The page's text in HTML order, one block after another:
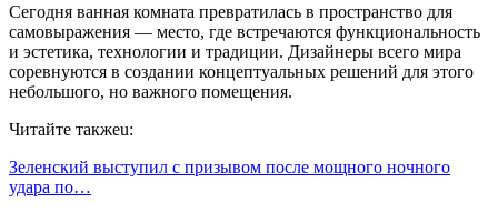
Сегодня ванная комната превратилась в пространство для
самовыражения — место, где встречаются функциональность
и эстетика, технологии и традиции. Дизайнеры всего мира
соревнуются в создании концептуальных решений для этого
небольшого, но важного помещения.
Читайте такжеu:
Зеленский выступил с призывом после мощного ночного
удара по…